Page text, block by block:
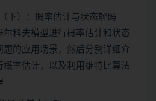
下）：概率估计与状态解码
尔科夫模型进行概率估计和状态
题的应用场景，然后分别详细介
概率估计，以及利用维特比算法